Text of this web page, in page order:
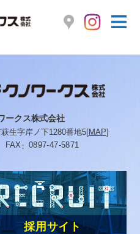
採用サイト
ークス株式会社
生字岸ノ下1280番地5[MAP]
FAX 0897-47-5871